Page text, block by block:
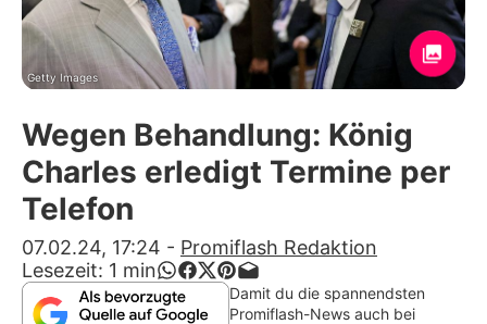
Familie & Liebe
Promiflash Exklusiv
Alle Themen auf Promiflash
Jobs
App runterladen
Team
Getty Images
Wegen Behandlung: König
Charles erledigt Termine per
Telefon
07.02.24, 17:24 - Promiflash Redaktion
Lesezeit: 1 min
Damit du die spannendsten
Promiflash-News auch bei